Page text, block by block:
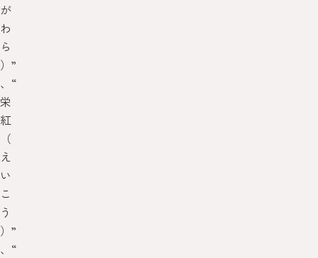
が
わ
ら
）”
、“
栄
紅
（
え
い
こ
う
）”
、“